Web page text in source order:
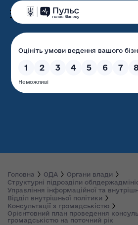
Волинська
державна
Головна ОДА
Органи влади
Структурні підрозділи
Управління інформаційної та
Відділ внутрішньої політики
Консультації з громадськістю
Орієнтовний план проведення
громадськістю на поточний рік